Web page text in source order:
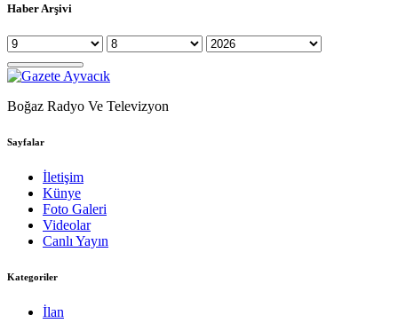
Haber Arşivi
Boğaz Radyo Ve Televizyon
Sayfalar
İletişim
Künye
Foto Galeri
Videolar
Canlı Yayın
Kategoriler
İlan